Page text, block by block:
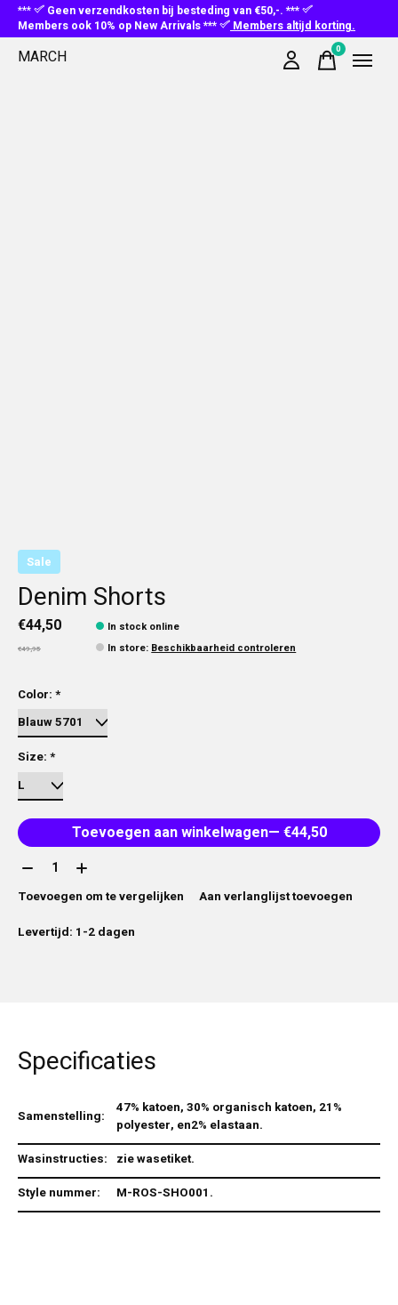
***
Geen verzendkosten bij besteding van €50,-. ***
Members ook 10% op New Arrivals ***
Members altijd korting.
MARCH 0items
Sale
Denim Shorts
€44,50
€49,95
In stock online
In store: Beschikbaarheid controleren
Color: *
Size: *
Toevoegen aan winkelwagen
— €44,50
Aantal:
Toevoegen om te vergelijken
Aan verlanglijst toevoegen
Levertijd: 1-2 dagen
Specificaties
Samenstelling:
47% katoen, 30% organisch katoen, 21%
polyester, en2% elastaan.
Wasinstructies: zie wasetiket.
Style nummer:
M-ROS-SHO001.